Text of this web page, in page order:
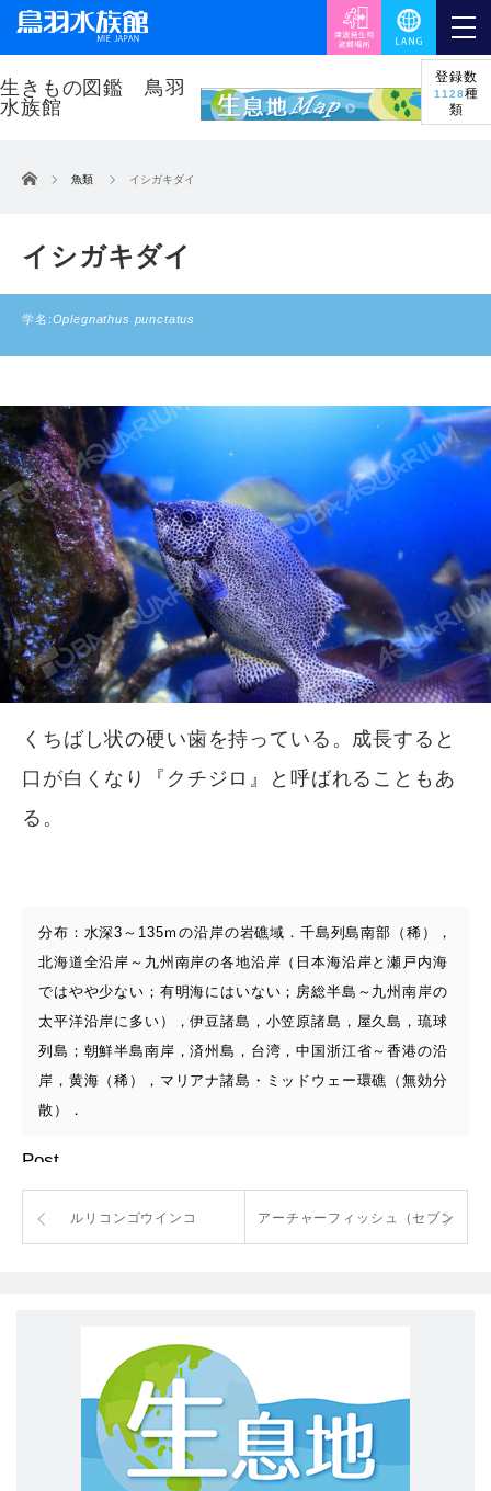
登録数
1128種
類
ホーム 魚類 イシガキダイ
イシガキダイ
学名:Oplegnathus punctatus
くちばし状の硬い歯を持っている。成長すると
口が白くなり『クチジロ』と呼ばれることもあ
る。
分布：水深3～135ｍの沿岸の岩礁域．千島列島南部（稀），
北海道全沿岸～九州南岸の各地沿岸（日本海沿岸と瀬戸内海
ではやや少ない；有明海にはいない；房総半島～九州南岸の
太平洋沿岸に多い），伊豆諸島，小笠原諸島，屋久島，琉球
列島；朝鮮半島南岸，済州島，台湾，中国浙江省～香港の沿
岸，黄海（稀），マリアナ諸島・ミッドウェー環礁（無効分
散）．
Post
ルリコンゴウインコ アーチャーフィッシュ（セブン